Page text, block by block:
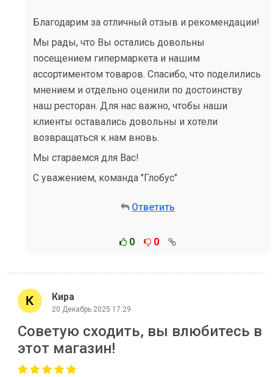
Благодарим за отличный отзыв и рекомендации!
Мы рады, что Вы остались довольны
посещением гипермаркета и нашим
ассортиментом товаров. Спасибо, что поделились
мнением и отдельно оценили по достоинству
наш ресторан. Для нас важно, чтобы наши
клиенты оставались довольны и хотели
возвращаться к нам вновь.
Мы стараемся для Вас!
С уважением, команда "Глобус"
Ответить
0 0
Кира
20 Декабрь 2025 17:29
Советую сходить, вы влюбитесь в
этот магазин!